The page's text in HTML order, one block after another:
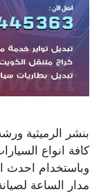
بنشر الرميثية
كافة انواع
وباستخدام احدث
مدار الساعة